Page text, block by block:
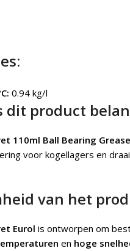
0.94 kg/l
dit product
110ml Ball Bearing
voor kogellagers en
van het
Eurol is ontworpen om
en hoge